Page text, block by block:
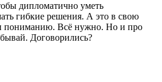
дипломатично уметь
гибкие решения. А это в свою
и пониманию. Всё нужно. Но и про
Договорились?